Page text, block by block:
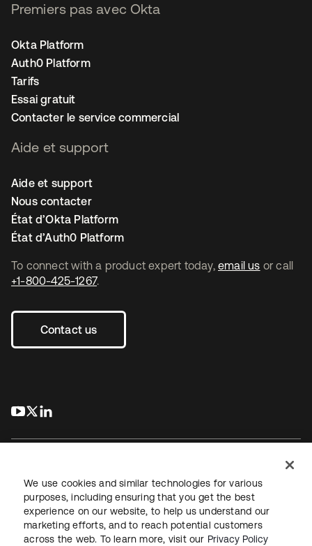
To connect with a product expert today, email us or call
+1-800-425-1267.
Contact us
s’ouvre dans un nouvel onglet
s’ouvre dans un nouvel onglet
Premiers pas avec Okta
Okta Platform
Auth0 Platform
Tarifs
Essai gratuit
Contacter le service commercial
Aide et support
Aide et support
Nous contacter
État d’Okta Platform
État d’Auth0 Platform
JuridiquePolitique de confidentialité
Conditions d’utilisation du siteSécuritéPlan du site
Paramètres des cookies
We use cookies and similar technologies for various
purposes, including ensuring that you get the best
experience on our website, to help us understand our
marketing efforts, and to reach potential customers
across the web. To learn more, visit our Privacy Policy